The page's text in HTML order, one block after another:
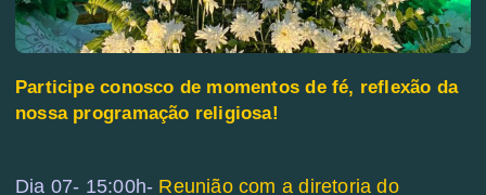
Participe conosco de momentos de fé, reflexão da
nossa programação religiosa!
Dia 07- 15:00h- Reunião com a diretoria do